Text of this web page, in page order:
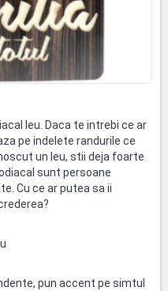
leu. Daca te intrebi ce ar
pe indelete randurile ce
un leu, stii deja foarte
sunt persoane
Cu ce ar putea sa ii
pun accent pe simtul